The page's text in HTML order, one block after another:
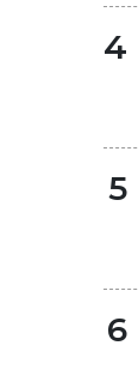
4
5
6